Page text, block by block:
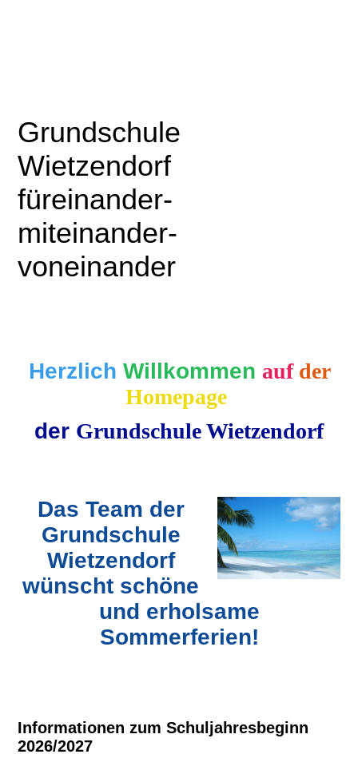
Grundschule
Wietzendorf
füreinander-
miteinander-
voneinander
Herzlich Willkommen auf der
Homepage
der Grundschule Wietzendorf
Das Team der
Grundschule
Wietzendorf
wünscht schöne
und erholsame
Sommerferien!
Informationen zum Schuljahresbeginn
2026/2027